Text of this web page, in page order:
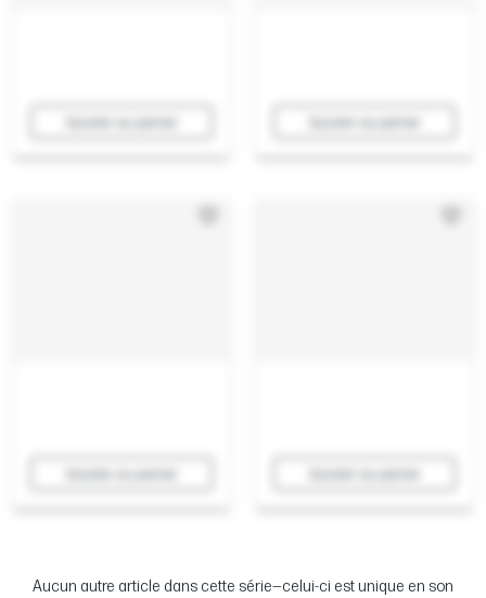
Aucun autre article dans cette série—celui-ci est unique en son